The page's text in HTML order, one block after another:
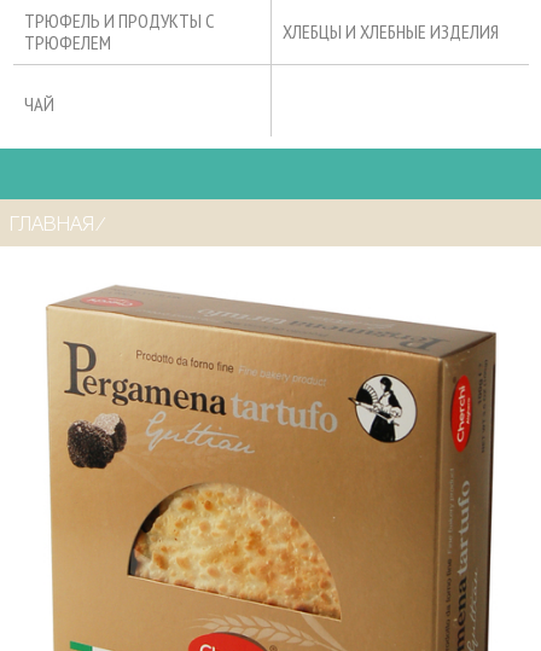
ТРЮФЕЛЬ И ПРОДУКТЫ С
ТРЮФЕЛЕМ
ХЛЕБЦЫ И ХЛЕБНЫЕ ИЗДЕЛИЯ
ЧАЙ
ГЛАВНАЯ ⁄